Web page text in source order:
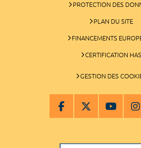
PROTECTION DES
PLAN DU SITE
FINANCEMENTS
CERTIFICATION HAS
GESTION DES